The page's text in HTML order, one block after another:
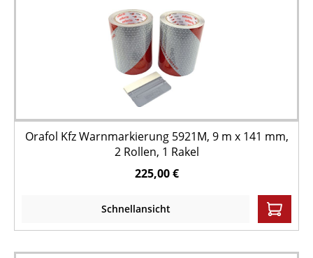
Orafol Kfz Warnmarkierung 5921M, 9 m x 141 mm,
2 Rollen, 1 Rakel
225,00 €
Schnellansicht